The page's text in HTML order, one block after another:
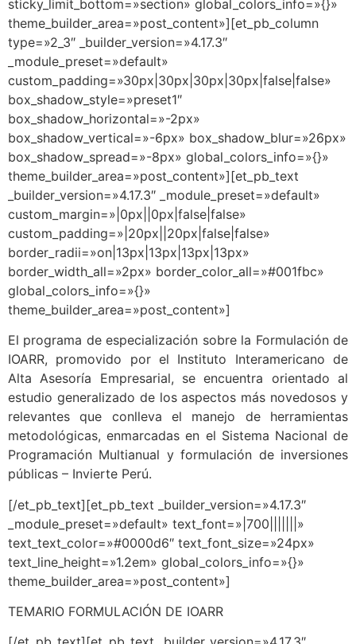
sticky_limit_bottom=»section» global_colors_info=»{}»
theme_builder_area=»post_content»][et_pb_column
type=»2_3″ _builder_version=»4.17.3″
_module_preset=»default»
custom_padding=»30px|30px|30px|30px|false|false»
box_shadow_style=»preset1″
box_shadow_horizontal=»-2px»
box_shadow_vertical=»-6px» box_shadow_blur=»26px»
box_shadow_spread=»-8px» global_colors_info=»{}»
theme_builder_area=»post_content»][et_pb_text
_builder_version=»4.17.3″ _module_preset=»default»
custom_margin=»|0px||0px|false|false»
custom_padding=»|20px||20px|false|false»
border_radii=»on|13px|13px|13px|13px»
border_width_all=»2px» border_color_all=»#001fbc»
global_colors_info=»{}»
theme_builder_area=»post_content»]
El programa de especialización sobre la Formulación de
IOARR, promovido por el Instituto Interamericano de
Alta Asesoría Empresarial, se encuentra orientado al
estudio generalizado de los aspectos más novedosos y
relevantes que conlleva el manejo de herramientas
metodológicas, enmarcadas en el Sistema Nacional de
Programación Multianual y formulación de inversiones
públicas – Invierte Perú.
[/et_pb_text][et_pb_text _builder_version=»4.17.3″
_module_preset=»default» text_font=»|700|||||||»
text_text_color=»#0000d6″ text_font_size=»24px»
text_line_height=»1.2em» global_colors_info=»{}»
theme_builder_area=»post_content»]
TEMARIO FORMULACIÓN DE IOARR